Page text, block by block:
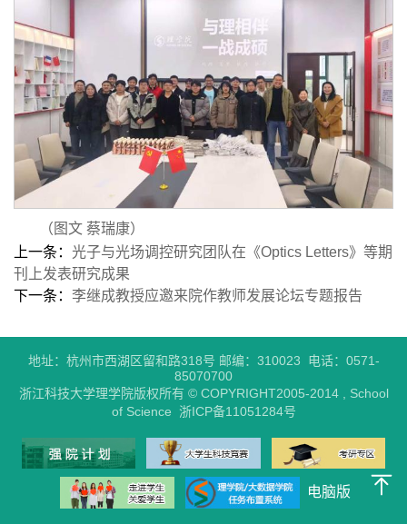
（图文 蔡瑞康）
上一条： 光子与光场调控研究团队在《Optics Letters》等期
刊上发表研究成果
下一条： 李继成教授应邀来院作教师发展论坛专题报告
地址：杭州市西湖区留和路318号 邮编：310023 电话：0571-
85070700
浙江科技大学理学院版权所有 © COPYRIGHT2005-2014 , School
of Science 浙ICP备11051284号
电脑版